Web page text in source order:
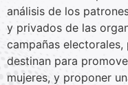
análisis de los
y privados de las
campañas
destinan para
mujeres, y proponer